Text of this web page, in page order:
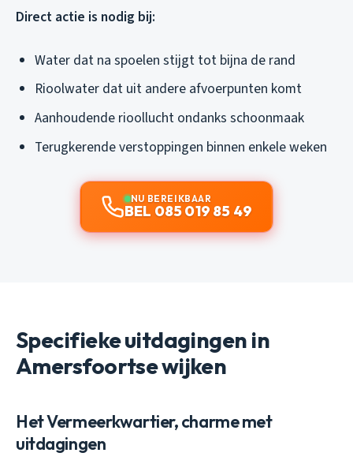
Direct actie is nodig bij:
Water dat na spoelen stijgt tot bijna de rand
Rioolwater dat uit andere afvoerpunten komt
Aanhoudende rioollucht ondanks schoonmaak
Terugkerende verstoppingen binnen enkele weken
NU BEREIKBAAR
BEL 085 019 85 49
Specifieke uitdagingen in
Amersfoortse wijken
Het Vermeerkwartier, charme met
uitdagingen